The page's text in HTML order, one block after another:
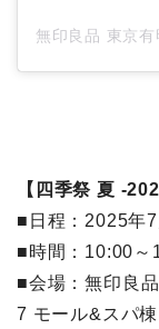
【四季祭 夏 -
■日程：2025年
■時間：10:00～
■会場：無印良
7 モール&スパ棟